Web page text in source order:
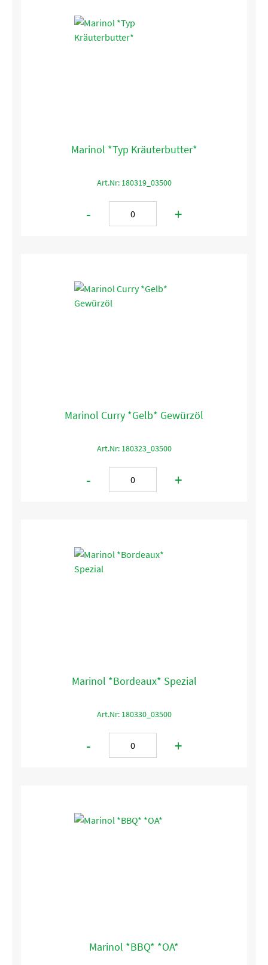
Marinol *Typ Kräuterbutter*
Art.Nr: 180319_03500
- +
Marinol Curry *Gelb* Gewürzöl
Art.Nr: 180323_03500
- +
Marinol *Bordeaux* Spezial
Art.Nr: 180330_03500
- +
Marinol *BBQ* *OA*